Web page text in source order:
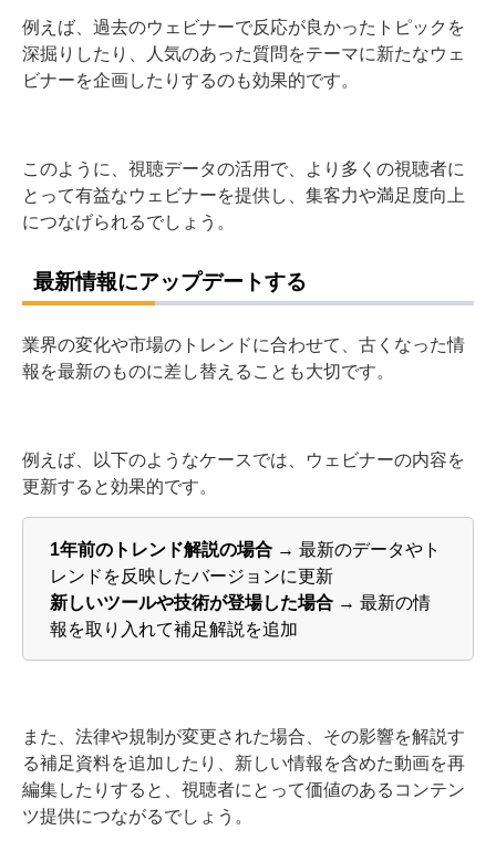
例えば、過去のウェビナーで反応が良かったトピックを
深掘りしたり、人気のあった質問をテーマに新たなウェ
ビナーを企画したりするのも効果的です。
このように、視聴データの活用で、より多くの視聴者に
とって有益なウェビナーを提供し、集客力や満足度向上
につなげられるでしょう。
最新情報にアップデートする
業界の変化や市場のトレンドに合わせて、古くなった情
報を最新のものに差し替えることも大切です。
例えば、以下のようなケースでは、ウェビナーの内容を
更新すると効果的です。
1年前のトレンド解説の場合 → 最新のデータやト
レンドを反映したバージョンに更新
新しいツールや技術が登場した場合 → 最新の情
報を取り入れて補足解説を追加
また、法律や規制が変更された場合、その影響を解説す
る補足資料を追加したり、新しい情報を含めた動画を再
編集したりすると、視聴者にとって価値のあるコンテン
ツ提供につながるでしょう。